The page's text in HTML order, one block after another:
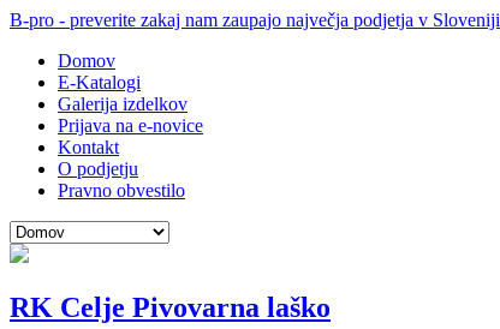
B-pro - preverite zakaj nam zaupajo največja podjetja v Sloveniji
Domov
E-Katalogi
Galerija izdelkov
Prijava na e-novice
Kontakt
O podjetju
Pravno obvestilo
RK Celje Pivovarna laško